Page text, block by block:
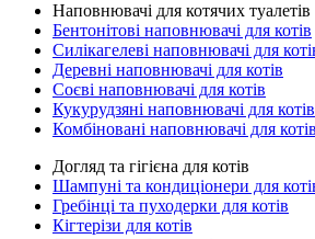
Наповнювачі для котячих туалетів
Бентонітові наповнювачі для котів
Силікагелеві наповнювачі для
Деревні наповнювачі для котів
Соєві наповнювачі для котів
Кукурудзяні наповнювачі для котів
Комбіновані наповнювачі для котів
Догляд та гігієна для котів
Шампуні та кондиціонери для
Гребінці та пуходерки для котів
Кігтерізи для котів